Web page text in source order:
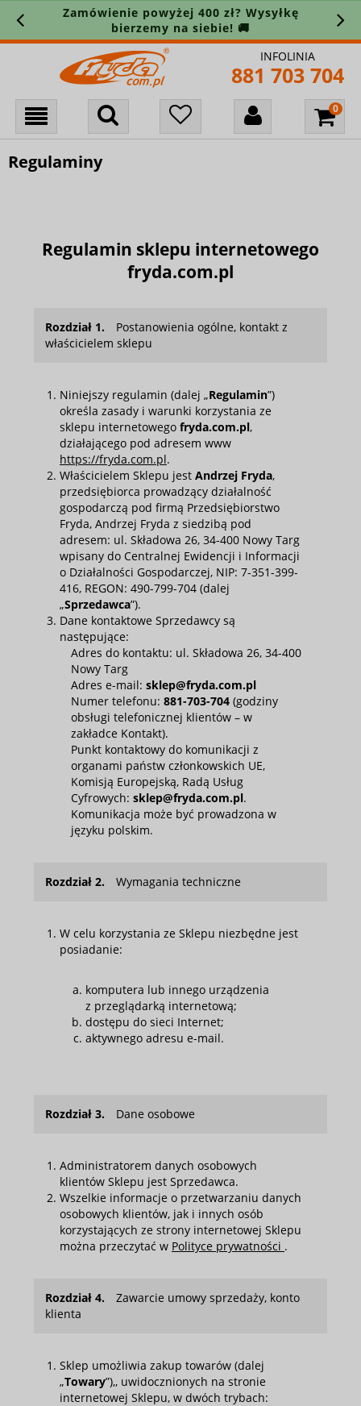
Zamówienie powyżej 400 zł? Wysyłkę
bierzemy na siebie! 🚚
INFOLINIA
881 703 704
Regulaminy
Regulamin sklepu internetowego
fryda.com.pl
Rozdział 1.
Postanowienia ogólne, kontakt z
właścicielem sklepu
Niniejszy regulamin (dalej „Regulamin”)
określa zasady i warunki korzystania ze
sklepu internetowego fryda.com.pl,
działającego pod adresem www
https://fryda.com.pl.
Właścicielem Sklepu jest Andrzej Fryda,
przedsiębiorca prowadzący działalność
gospodarczą pod firmą Przedsiębiorstwo
Fryda, Andrzej Fryda z siedzibą pod
adresem: ul. Składowa 26, 34-400 Nowy Targ
wpisany do Centralnej Ewidencji i Informacji
o Działalności Gospodarczej, NIP: 7-351-399-
416, REGON: 490-799-704 (dalej
„Sprzedawca”).
Dane kontaktowe Sprzedawcy są
następujące:
Adres do kontaktu: ul. Składowa 26, 34-400
Nowy Targ
Adres e-mail: sklep@fryda.com.pl
Numer telefonu: 881-703-704 (godziny
obsługi telefonicznej klientów – w
zakładce Kontakt).
Punkt kontaktowy do komunikacji z
organami państw członkowskich UE,
Komisją Europejską, Radą Usług
Cyfrowych: sklep@fryda.com.pl.
Komunikacja może być prowadzona w
języku polskim.
Rozdział 2. Wymagania techniczne
W celu korzystania ze Sklepu niezbędne jest
posiadanie:
komputera lub innego urządzenia
z przeglądarką internetową;
dostępu do sieci Internet;
aktywnego adresu e-mail.
Rozdział 3. Dane osobowe
Administratorem danych osobowych
klientów Sklepu jest Sprzedawca.
Wszelkie informacje o przetwarzaniu danych
osobowych klientów, jak i innych osób
korzystających ze strony internetowej Sklepu
można przeczytać w Polityce prywatności .
Rozdział 4.
Zawarcie umowy sprzedaży, konto
klienta
Sklep umożliwia zakup towarów (dalej
„Towary”),, uwidocznionych na stronie
internetowej Sklepu, w dwóch trybach: